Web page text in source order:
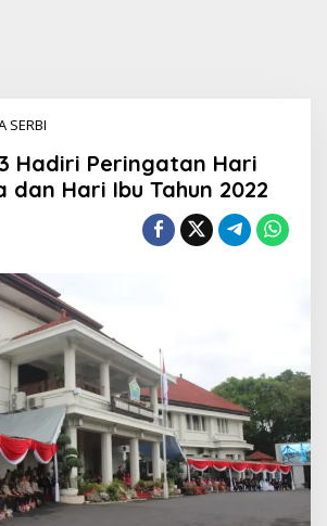
SERBI
n
d
3
3
H
a
d
i
r
i
P
e
r
i
n
Hadiri Peringatan Hari
dan Hari Ibu Tahun 2022